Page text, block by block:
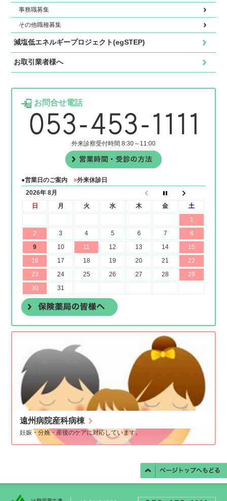
事務職募集
その他職種募集
減塩低エネルギープロジェクト(egSTEP)
お取引業者様へ
お問合せ電話
外来診察受付時間 8:30～11:00
●営業日のご案内■外来休診日
遠州病院産科病棟
妊娠・分娩・産後のケアに対応しています。